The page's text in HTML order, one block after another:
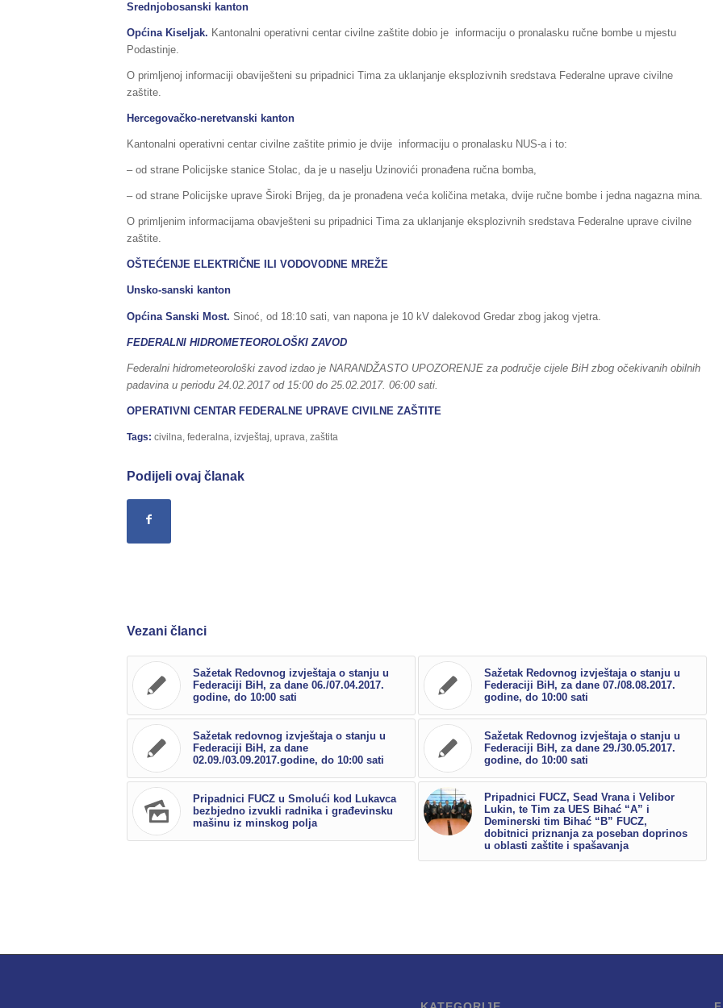
Srednjobosanski kanton
Općina Kiseljak. Kantonalni operativni centar civilne zaštite dobio je informaciju o pronalasku ručne bombe u mjestu
Podastinje.
O primljenoj informaciji obaviješteni su pripadnici Tima za uklanjanje eksplozivnih sredstava Federalne uprave civilne
zaštite.
Hercegovačko-neretvanski kanton
Kantonalni operativni centar civilne zaštite primio je dvije informaciju o pronalasku NUS-a i to:
– od strane Policijske stanice Stolac, da je u naselju Uzinovići pronađena ručna bomba,
– od strane Policijske uprave Široki Brijeg, da je pronađena veća količina metaka, dvije ručne bombe i jedna nagazna mina.
O primljenim informacijama obavješteni su pripadnici Tima za uklanjanje eksplozivnih sredstava Federalne uprave civilne
zaštite.
OŠTEĆENJE ELEKTRIČNE ILI VODOVODNE MREŽE
Unsko-sanski kanton
Općina Sanski Most. Sinoć, od 18:10 sati, van napona je 10 kV dalekovod Gredar zbog jakog vjetra.
FEDERALNI HIDROMETEOROLOŠKI ZAVOD
Federalni hidrometeorološki zavod izdao je NARANDŽASTO UPOZORENJE za područje cijele BiH zbog očekivanih obilnih
padavina u periodu 24.02.2017 od 15:00 do 25.02.2017. 06:00 sati.
OPERATIVNI CENTAR FEDERALNE UPRAVE CIVILNE ZAŠTITE
Tags: civilna federalna izvještaj uprava zaštita
Podijeli ovaj članak
Vezani članci
Sažetak Redovnog izvještaja o stanju u
Federaciji BiH, za dane 06./07.04.2017.
godine, do 10:00 sati
Sažetak Redovnog izvještaja o stanju u
Federaciji BiH, za dane 07./08.08.2017.
godine, do 10:00 sati
Sažetak redovnog izvještaja o stanju u
Federaciji BiH, za dane
02.09./03.09.2017.godine, do 10:00 sati
Sažetak Redovnog izvještaja o stanju u
Federaciji BiH, za dane 29./30.05.2017.
godine, do 10:00 sati
Pripadnici FUCZ u Smolući kod Lukavca
bezbjedno izvukli radnika i građevinsku
mašinu iz minskog polja
Pripadnici FUCZ, Sead Vrana i Velibor
Lukin, te Tim za UES Bihać “A” i
Deminerski tim Bihać “B” FUCZ,
dobitnici priznanja za poseban doprinos
u oblasti zaštite i spašavanja